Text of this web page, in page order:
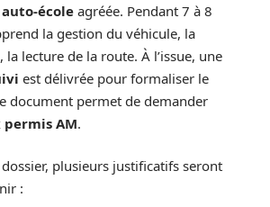
auto-école agréée. Pendant 7 à 8
la gestion du véhicule, la
la lecture de la route. À l’issue, une
est délivrée pour formaliser le
document permet de demander
permis AM.
plusieurs justificatifs seront
: